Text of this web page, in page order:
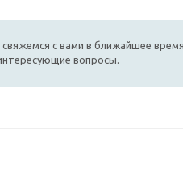
с вами в ближайшее
вопросы.